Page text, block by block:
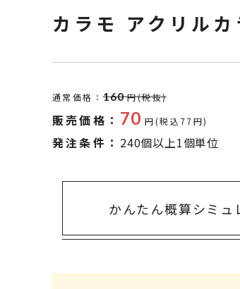
251～300円
501～1,000円
1,000～2,000円
2,000～3,000円
カラモ アクリル
通常価格： 160 円(税抜)
販売価格： 70 円(税込77円)
発注条件： 240個以上1個単位
かんたん概算シミュ